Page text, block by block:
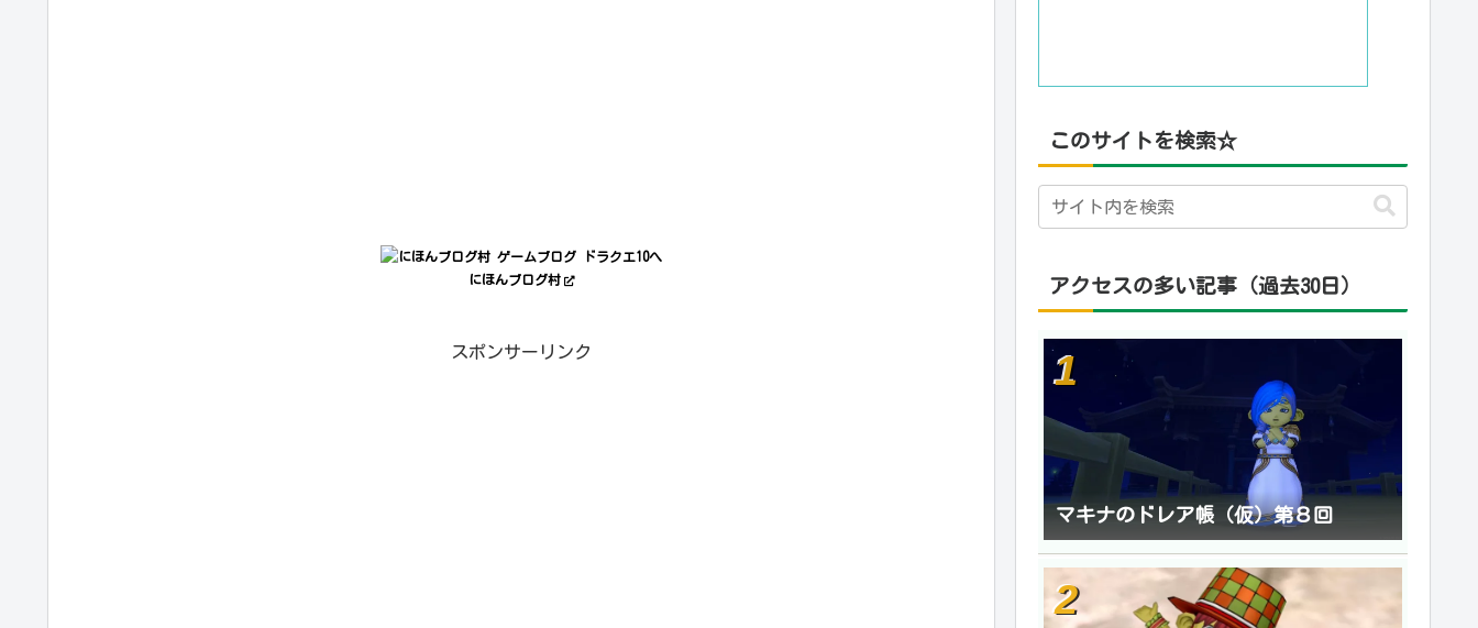
にほんブログ村
スポンサーリンク
このサイトを検索☆
アクセスの多い記事（過去30日）
マキナのドレア帳（仮）第８回